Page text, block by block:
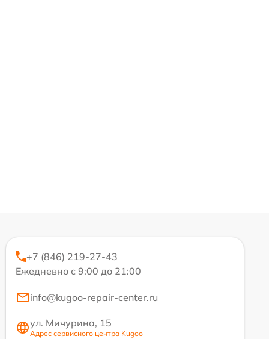
+7 (846) 219-27-43
Ежедневно с 9:00 до 21:00
info@kugoo-repair-center.ru
ул. Мичурина, 15
Адрес сервисного центра Kugoo